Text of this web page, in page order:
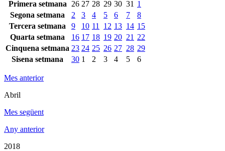
Primera setmana
26 27 28 29 30 31 1
Segona setmana
2 3 4 5 6 7
8
Tercera setmana
9 10 11 12 13 14 15
Quarta setmana
16 17 18 19 20 21 22
Cinquena setmana 23 24 25 26 27 28 29
Sisena setmana
30 1 2 3 4 5 6
Mes anterior
Abril
Mes següent
Any anterior
2018